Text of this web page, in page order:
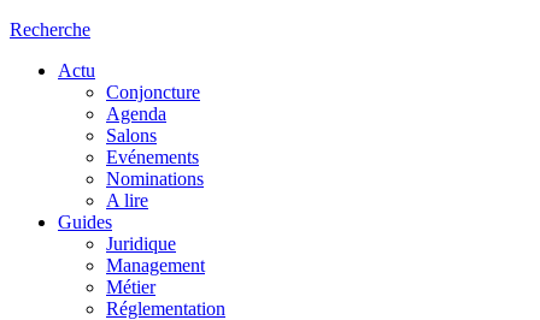
Recherche
Actu
Conjoncture
Agenda
Salons
Evénements
Nominations
A lire
Guides
Juridique
Management
Métier
Réglementation